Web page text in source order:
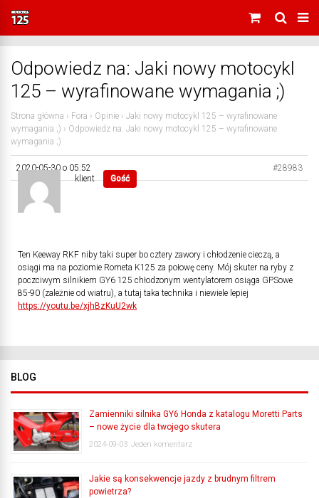
Odpowiedz na: Jaki nowy motocykl
125 – wyrafinowane wymagania ;)
Strona główna › Fora › Opinie › Jaki nowy motocykl 125 – wyrafinowane
wymagania ;) › Odpowiedz na: Jaki nowy motocykl 125 – wyrafinowane
wymagania ;)
2020-05-30 o 05:52
#28983
klient
Gość
Ten Keeway RKF niby taki super bo cztery zawory i chłodzenie cieczą, a
osiągi ma na poziomie Rometa K125 za połowę ceny. Mój skuter na ryby z
poczciwym silnikiem GY6 125 chłodzonym wentylatorem osiąga GPSowe
85-90 (zależnie od wiatru), a tutaj taka technika i niewiele lepiej
https://youtu.be/xjhBzKuU2wk
BLOG
Zamienniki silnika GY6 Honda z katalogu Moretti Parts
– nowe życie dla twojego skutera
2024-09-03 Jeden komentarz
Jakie są konsekwencje jazdy z brudnym filtrem
powietrza?